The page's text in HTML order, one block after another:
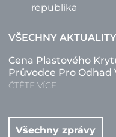
republika
VŠECHNY AKTUALITY
Cena Plastového
Průvodce Pro Odhad
ČTĚTE VÍCE
Všechny zprávy